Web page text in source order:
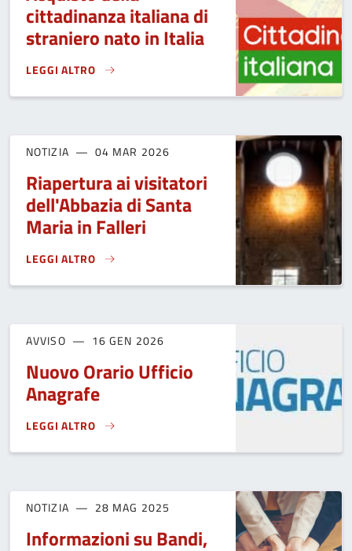
cittadinanza italiana di
straniero nato in Italia
LEGGI ALTRO
ACQUISTO DELLA CITTADINANZA ITALIANA DI STRANIERO
NOTIZIA 04 MAR 2026
Riapertura ai visitatori
dell'Abbazia di Santa
Maria in Falleri
LEGGI ALTRO
RIAPERTURA AI VISITATORI DELL'ABBAZIA DI SANTA MARIA
AVVISO 16 GEN 2026
Nuovo Orario Ufficio
Anagrafe
LEGGI ALTRO
NUOVO ORARIO UFFICIO ANAGRAFE}
NOTIZIA 28 MAG 2025
Informazioni su Bandi,